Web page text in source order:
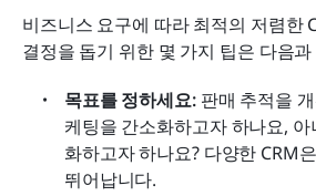
비즈니스 요구에 따라 최적의 저렴한
결정을 돕기 위한 몇 가지 팁은 다음
목표를 정하세요: 판매 추적을
케팅을 간소화하고자 하나요,
화하고자 하나요? 다양한 CRM
뛰어납니다.